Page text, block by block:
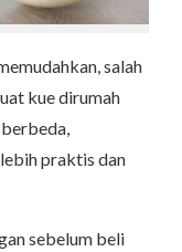
salah
kue dirumah
praktis dan
sebelum beli